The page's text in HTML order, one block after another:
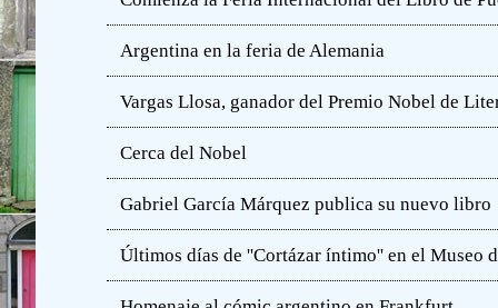
Argentina en la feria de Alemania
Vargas Llosa, ganador del Premio Nobel de
Cerca del Nobel
Gabriel García Márquez publica su nuevo libro
Últimos días de ''Cortázar íntimo'' en el Museo